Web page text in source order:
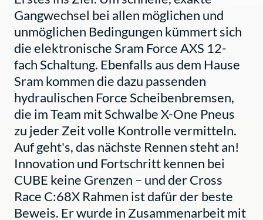
Gangwechsel bei allen möglichen und
unmöglichen Bedingungen kümmert sich
die elektronische Sram Force AXS 12-
fach Schaltung. Ebenfalls aus dem Hause
Sram kommen die dazu passenden
hydraulischen Force Scheibenbremsen,
die im Team mit Schwalbe X-One Pneus
zu jeder Zeit volle Kontrolle vermitteln.
Auf geht's, das nächste Rennen steht an!
Innovation und Fortschritt kennen bei
CUBE keine Grenzen – und der Cross
Race C:68X Rahmen ist dafür der beste
Beweis. Er wurde in Zusammenarbeit mit